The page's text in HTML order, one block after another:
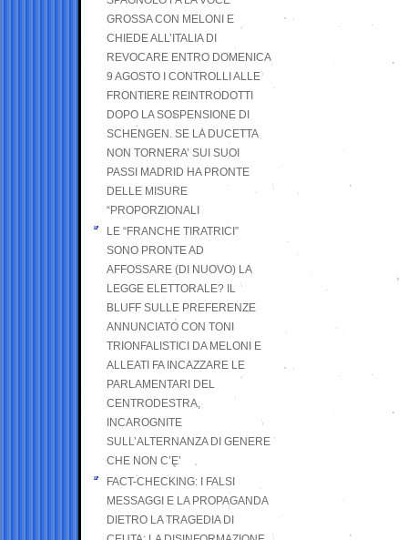
GROSSA CON MELONI E
CHIEDE ALL’ITALIA DI
REVOCARE ENTRO DOMENICA
9 AGOSTO I CONTROLLI ALLE
FRONTIERE REINTRODOTTI
DOPO LA SOSPENSIONE DI
SCHENGEN. SE LA DUCETTA
NON TORNERA’ SUI SUOI
PASSI MADRID HA PRONTE
DELLE MISURE
“PROPORZIONALI
LE “FRANCHE TIRATRICI”
SONO PRONTE AD
AFFOSSARE (DI NUOVO) LA
LEGGE ELETTORALE? IL
BLUFF SULLE PREFERENZE
ANNUNCIATO CON TONI
TRIONFALISTICI DA MELONI E
ALLEATI FA INCAZZARE LE
PARLAMENTARI DEL
CENTRODESTRA,
INCAROGNITE
SULL’ALTERNANZA DI GENERE
CHE NON C’E’
FACT-CHECKING: I FALSI
MESSAGGI E LA PROPAGANDA
DIETRO LA TRAGEDIA DI